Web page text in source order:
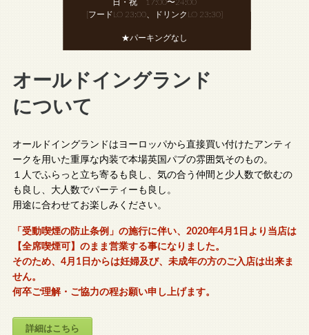
日・祝 17:00〜24:00
[フードLO 23:00、ドリンクLO 23:30]
★パーキングなし
オールドイングランド
について
オールドイングランドはヨーロッパから直接買い付けたアンティ
ークを用いた重厚な内装で本場英国パブの雰囲気そのもの。
１人でふらっと立ち寄るも良し、気の合う仲間と少人数で飲むの
も良し、大人数でパーティーも良し。
用途に合わせてお楽しみください。
「受動喫煙の防止条例」の施行に伴い、2020年4月1日より当店は
【全席喫煙可】のまま営業する事になりました。
そのため、4月1日からは妊婦及び、未成年の方のご入店は出来ま
せん。
何卒ご理解・ご協力の程お願い申し上げます。
詳細はこちら